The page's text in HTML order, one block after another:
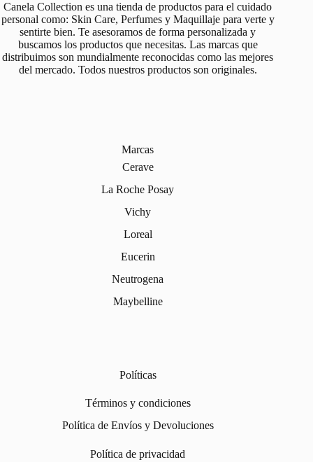
Canela Collection es una tienda de productos para el cuidado
personal como: Skin Care, Perfumes y Maquillaje para verte y
sentirte bien. Te asesoramos de forma personalizada y
buscamos los productos que necesitas. Las marcas que
distribuimos son mundialmente reconocidas como las mejores
del mercado. Todos nuestros productos son originales.
Marcas
Cerave
La Roche Posay
Vichy
Loreal
Eucerin
Neutrogena
Maybelline
Políticas
Términos y condiciones
Política de Envíos y Devoluciones
Política de privacidad